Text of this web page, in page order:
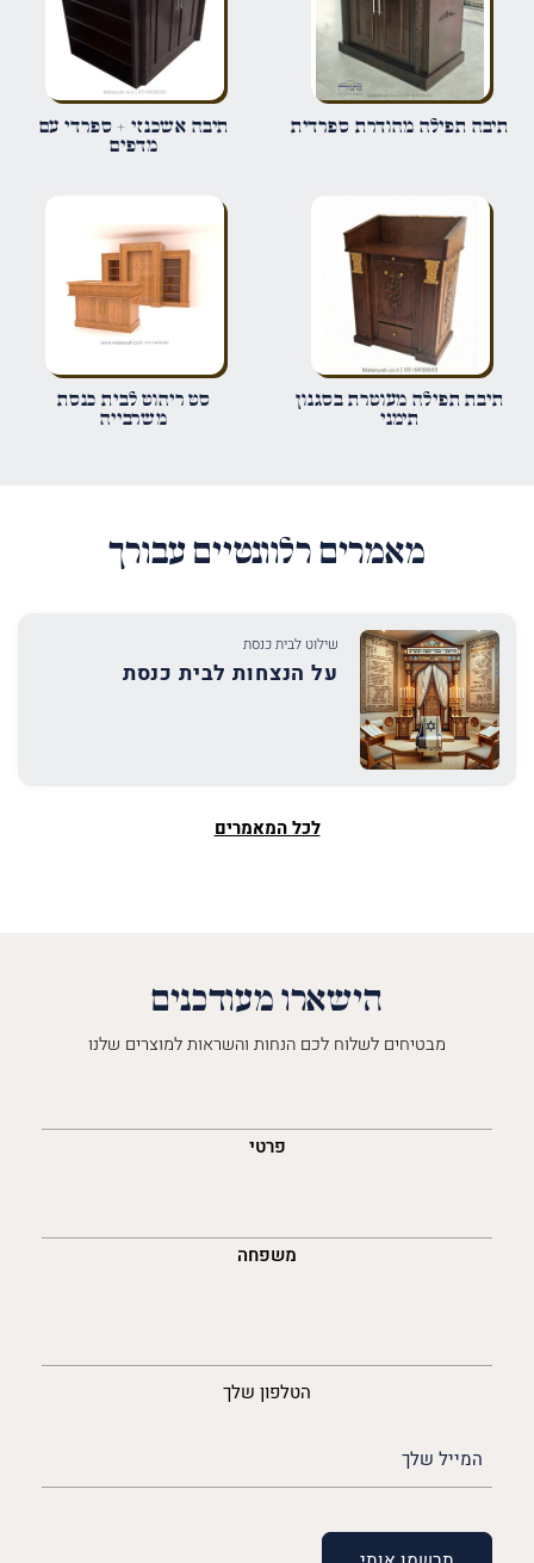
פרט על מה מדובר
שם*
אימייל*
שמור בדפדפן זה את השם, האימייל והאתר שלי לפעם הבאה שאגיב.
תיבה תפילה מהודרת ספרדית
תיבה אשכנזי + ספרדי עם
מדפים
תיבת תפילה מעוטרת בסגנון
תימני
סט ריהוט לבית כנסת
משרבייה
מאמרים רלוונטיים עבורך
שילוט לבית כנסת
על הנצחות לבית כנסת
לכל המאמרים
הישארו מעודכנים
מבטיחים לשלוח לכם הנחות והשראות למוצרים שלנו
פרטי
משפחה
הטלפון שלך
(חובה)